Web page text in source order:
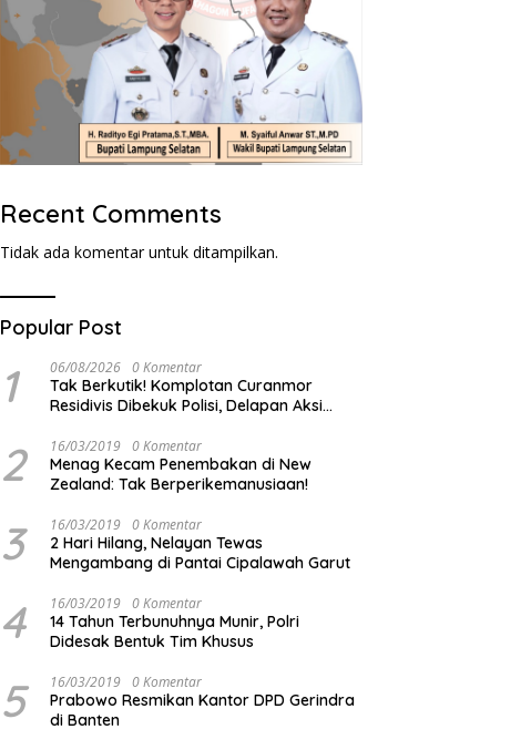
Recent Comments
Tidak ada komentar untuk ditampilkan.
Popular Post
1 06/08/2026 0 Komentar
Tak Berkutik! Komplotan Curanmor
Residivis Dibekuk Polisi, Delapan Aksi
2 16/03/2019 0 Komentar
Menag Kecam Penembakan di New
Zealand: Tak Berperikemanusiaan!
3 16/03/2019 0 Komentar
2 Hari Hilang, Nelayan Tewas
Mengambang di Pantai Cipalawah Garut
4 16/03/2019 0 Komentar
14 Tahun Terbunuhnya Munir, Polri
Didesak Bentuk Tim Khusus
5 16/03/2019 0 Komentar
Prabowo Resmikan Kantor DPD Gerindra
di Banten